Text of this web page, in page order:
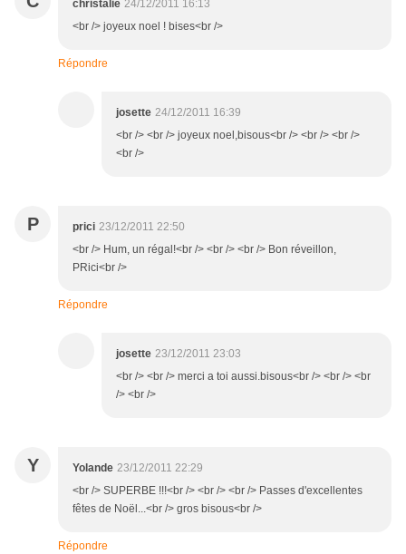
christalie 24/12/2011 16:13
<br /> joyeux noel ! bises<br />
Répondre
josette 24/12/2011 16:39
<br /> <br /> joyeux noel,bisous<br /> <br /> <br />
<br />
P prici 23/12/2011 22:50
<br /> Hum, un régal!<br /> <br /> <br /> Bon réveillon,
PRici<br />
Répondre
josette 23/12/2011 23:03
<br /> <br /> merci a toi aussi.bisous<br /> <br /> <br
/> <br />
Y Yolande 23/12/2011 22:29
<br /> SUPERBE !!!<br /> <br /> <br /> Passes d'excellentes
fêtes de Noël...<br /> gros bisous<br />
Répondre